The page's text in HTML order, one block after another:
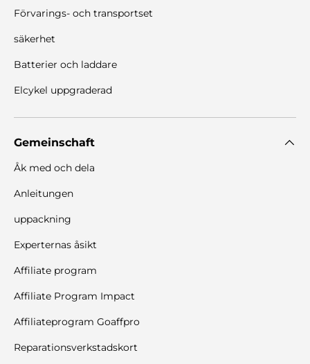
Förvarings- och transportset
säkerhet
Batterier och laddare
Elcykel uppgraderad
Gemeinschaft
Åk med och dela
Anleitungen
uppackning
Experternas åsikt
Affiliate program
Affiliate Program Impact
Affiliateprogram Goaffpro
Reparationsverkstadskort